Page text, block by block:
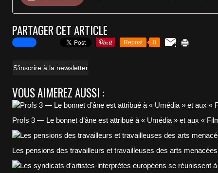
PARTAGER CET ARTICLE
Repost 0
S'inscrire à la newsletter
VOUS AIMEREZ AUSSI :
Profs 3 — Le bonnet d’âne est attribué à « Umédia » et aux «
Les pensions des travailleurs et travailleuses des arts